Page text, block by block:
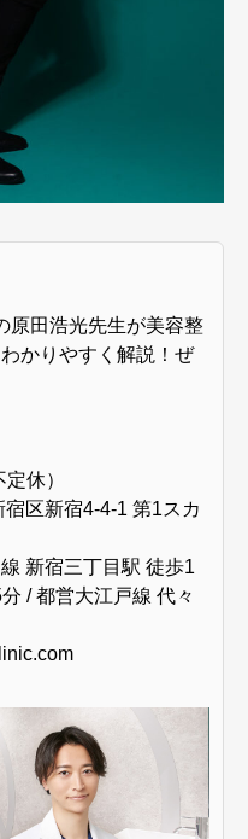
原田浩光先生が美容整
かりやすく解説！ぜ
休）
区新宿4-4-1 第1スカ
新宿三丁目駅 徒歩1
/ 都営大江戸線 代々